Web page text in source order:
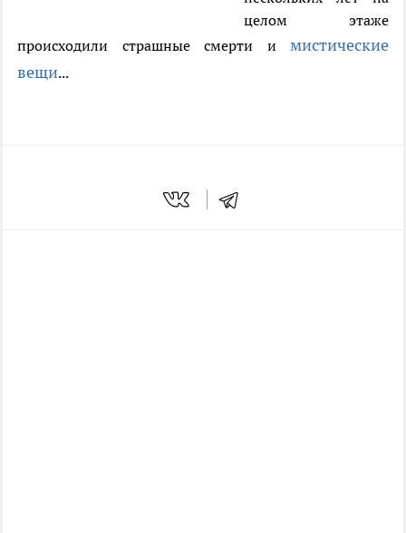
целом этаже
происходили страшные смерти и мистические
вещи...